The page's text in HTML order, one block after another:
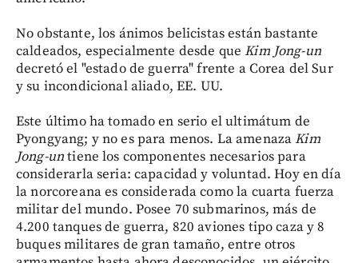
No obstante, los ánimos belicistas están bastante
caldeados, especialmente desde queKim Jong-un
decretó el "estado de guerra" frente a Corea del Sur
y su incondicional aliado, EE. UU.
Este último ha tomado en serio el ultimátum de
Pyongyang; y no es para menos. La amenazaKim
Jong-untiene los componentes necesarios para
considerarla seria: capacidad y voluntad. Hoy en día
la norcoreana es considerada como la cuarta fuerza
militar del mundo. Posee 70 submarinos, más de
4.200 tanques de guerra, 820 aviones tipo caza y 8
buques militares de gran tamaño, entre otros